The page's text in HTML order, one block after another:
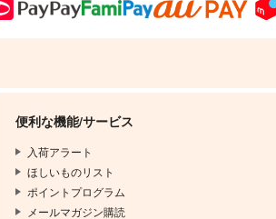
便利な機能/サービス
入荷アラート
ほしいものリスト
ポイントプログラム
メールマガジン購読